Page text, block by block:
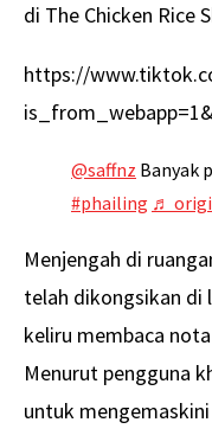
di The Chicken Rice
https://
@saffnz Banyak
#phailing ♬
Menjengah di
telah dikongsikan di
keliru membaca
Menurut pengguna
untuk